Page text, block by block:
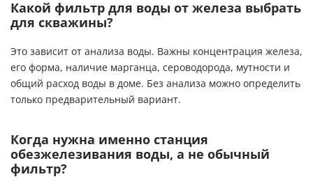
Какой фильтр для воды от железа выбрать
для скважины?
Это зависит от анализа воды. Важны концентрация железа,
его форма, наличие марганца, сероводорода, мутности и
общий расход воды в доме. Без анализа можно определить
только предварительный вариант.
Когда нужна именно станция
обезжелезивания воды, а не обычный
фильтр?